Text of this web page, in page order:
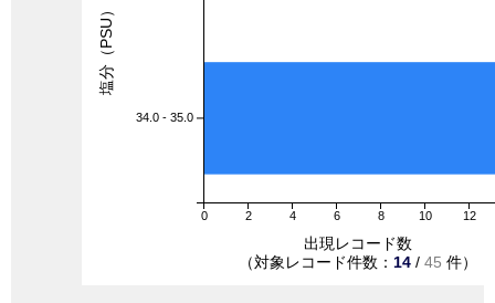
0 2 4 6 8 10 12
34.0 - 35.0
出現レコード数
（対象レコード件数： 14 / 45 件）
塩分（PSU）